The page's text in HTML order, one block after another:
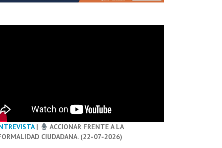
|
ACCIONAR FRENTE A LA
CIUDADANA. (22-07-2026)